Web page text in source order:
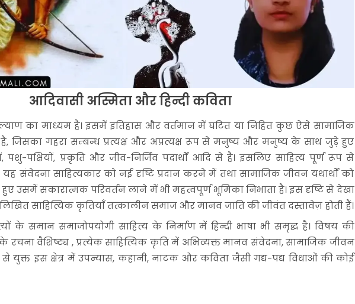
आदिवासी अस्मिता और हिन्दी कविता
का माध्यम है। इसमें इतिहास और वर्तमान में घटित या निहित कुछ ऐसे सामाजिक
है, जिसका गहरा सम्बन्ध प्रत्यक्ष और अप्रत्यक्ष रूप से मनुष्य और मनुष्य के साथ जुड़े हुए
पशु-पक्षियों, प्रकृति और जीव-निर्जिव पदार्थों आदि से है। इसलिए साहित्य पूर्ण रूप से
संवेदना साहित्यकार को नई दृष्टि प्रदान करने में तथा सामाजिक जीवन यथार्थों को
हुए उसमें सकारात्मक परिवर्तन लाने में भी महत्वपूर्ण भूमिका निभाता है। इस दृष्टि से देखा
साहित्यिक कृतियाँ तत्कालीन समाज और मानव जाति की जीवंत दस्तावेज़ होती हैं।
के समान समाजोपयोगी साहित्य के निर्माण में हिन्दी भाषा भी समृद्ध है। विषय की
के रचना वैशिष्ट्य , प्रत्येक साहित्यिक कृति में अभिव्यक्त मानव संवेदना, सामाजिक जीवन
युक्त इस क्षेत्र में उपन्यास, कहानी, नाटक और कविता जैसी गद्य-पद्य विधाओं की कोई